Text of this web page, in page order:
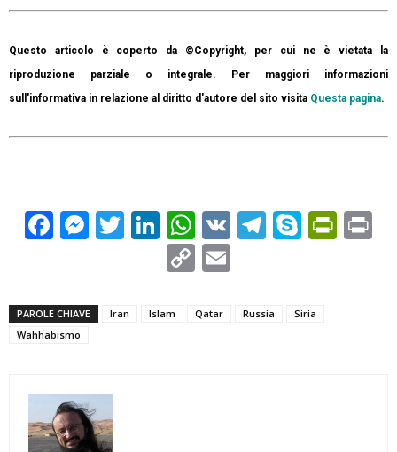
Questo articolo è coperto da ©Copyright, per cui ne è vietata la
riproduzione parziale o integrale. Per maggiori informazioni
sull'informativa in relazione al diritto d'autore del sito visita Questa pagina.
Facebook
Messenger
TwitterLinkedIn
WhatsApp
VK Telegram
Skype
Copy
PAROLE CHIAVE Iran Islam Qatar Russia
Siria
Wahhabismo